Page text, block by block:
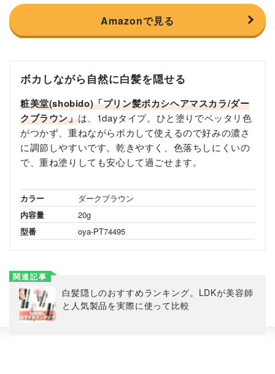
Amazonで見る
ボカしながら自然に白髪を隠せる
粧美堂(shobido)「プリン髪ボカシヘアマスカラ/ダー
クブラウン」は、1dayタイプ。ひと塗りでベッタリ色
がつかず、重ねながらボカして使えるので好みの濃さ
に調節しやすいです。乾きやすく、色落ちしにくいの
で、重ね塗りしても安心して過ごせます。
カラー
ダークブラウン
内容量
20g
型番
oya-PT74495
関連記事
白髪隠しのおすすめランキング。LDKが美容師
と人気製品を実際に使って比較